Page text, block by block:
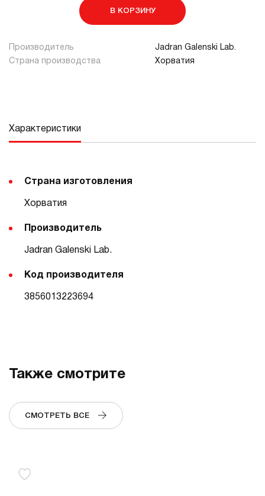
В КОРЗИНУ
Производитель
Jadran Galenski Lab.
Страна производства
Хорватия
Характеристики
Страна изготовления
Хорватия
Производитель
Jadran Galenski Lab.
Код производителя
3856013223694
Также смотрите
СМОТРЕТЬ ВСЕ